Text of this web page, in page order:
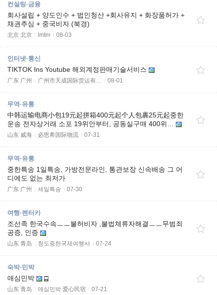
컨설팅·금융
회사설립 + 양도인수 + 법인청산 +회사유지 + 화장품허가 +
채권추심 + 중국비자 (북경)
北京 北京 lmtm 08-03
인터넷·통신
TIKTOK Ins Youtube 해외계정판매기술서비스
广东 广州 广州市天成国际货运有… 08-01
무역·유통
中韩运输电商小包19元起拼箱400元起个人包裹25元起중한
운송 전자상거래 소포 19위안부터, 공동실구매 400위…
山东 威海 必恩希国际物流 07-31
무역·유통
중한특송 1일특송, 가방전문라인, 통관보장 신속배송 그 어
디에도 없는 최저가
广东 广州 세일특송 07-30
여행·렌터카
조선족 한국수속ㅡㅡ불허비자 ,불법체류자해결ㅡㅡ무범죄
공증, 인증
山东 青岛 청도중한국제여행사 07-24
숙박·민박
애심민박
山东 青岛 애심민박 爱心民宿 07-21